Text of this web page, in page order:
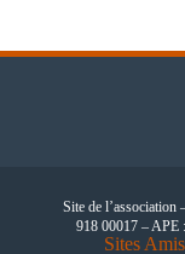
Site de l’association
918 00017 – APE
Sites